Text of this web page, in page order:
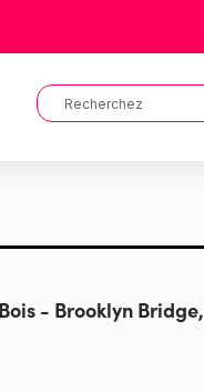
- Brooklyn Bridge,